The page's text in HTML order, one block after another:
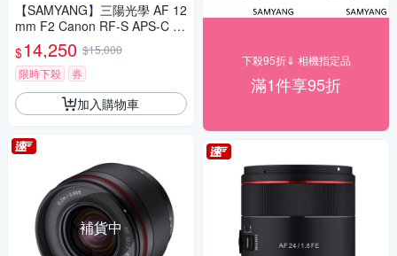
【SAMYANG】三陽光學 AF 12
mm F2 Canon RF-S APS-C 自
動對焦鏡頭 公司貨
$14,250 $15,000
限時下殺
券
加入購物車
補貨中
下殺95折⇓ 相機指定品
滿1件享95折